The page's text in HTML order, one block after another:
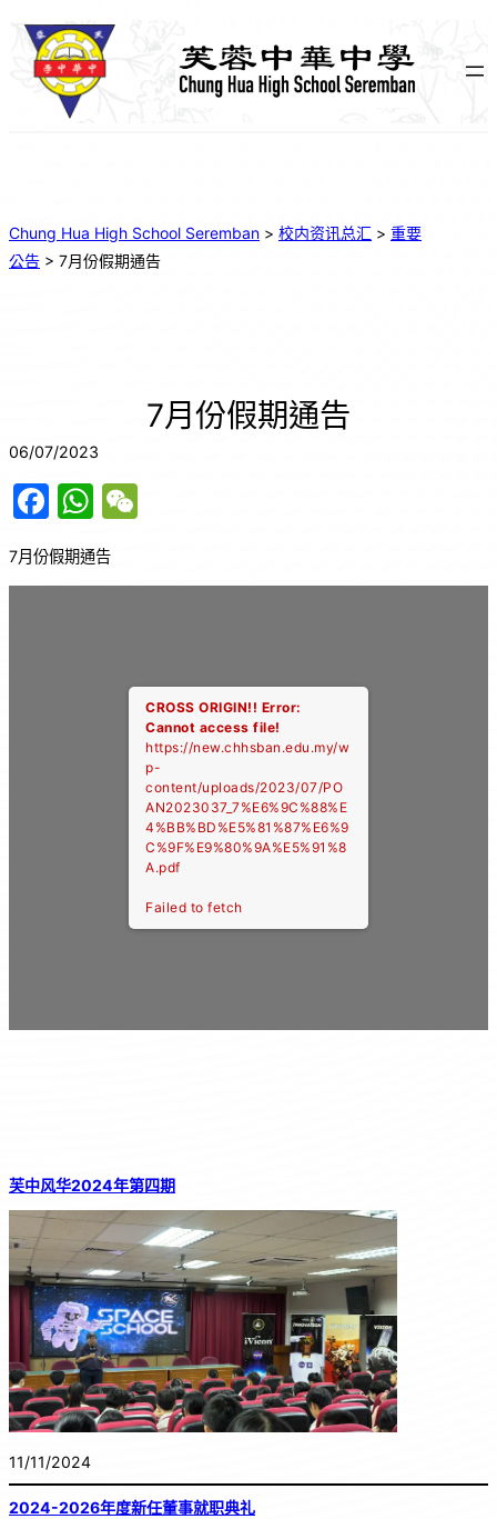
Chung Hua High School Seremban > 校内资讯总汇 > 重要
公告 > 7月份假期通告
7月份假期通告
06/07/2023
F
c
W
at
7月份假期通告
CROSS ORIGIN!! Error:
Cannot access file!
https://new.chhsban.edu.my/w
p-
content/uploads/2023/07/PO
AN2023037_7%E6%9C%88%E
4%BB%BD%E5%81%87%E6%9
C%9F%E9%80%9A%E5%91%8
A.pdf
Failed to fetch
芙中风华2024年第四期
11/11/2024
2024-2026年度新任董事就职典礼